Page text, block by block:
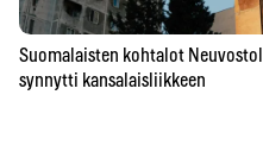
Suomalaisten kohtalot
synnytti kansalaisliikkeen